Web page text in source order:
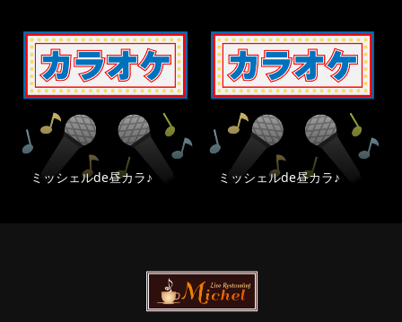
ミッシェルde昼カラ♪ ミッシェルde昼カラ♪